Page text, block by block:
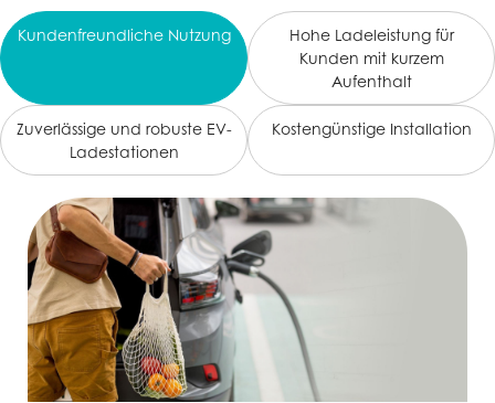
Kundenfreundliche Nutzung
Hohe Ladeleistung für
Kunden mit kurzem
Aufenthalt
Zuverlässige und robuste EV-
Ladestationen
Kostengünstige Installation